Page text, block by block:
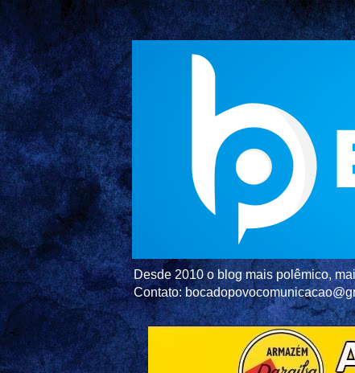
Desde 2010 o blog mais polêmico,
Contato: